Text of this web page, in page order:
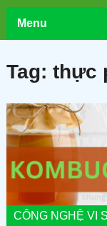
Menu
Tag: thực
CÔNG NGHỆ VI